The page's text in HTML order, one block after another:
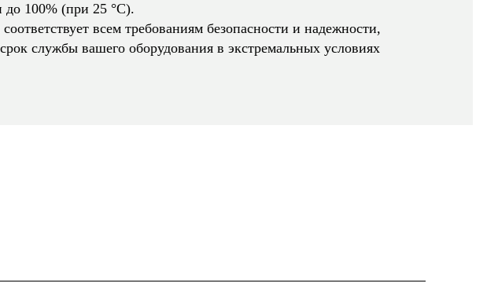
до 100% (при 25 °C).
всем требованиям безопасности и надежности,
службы вашего оборудования в экстремальных условиях